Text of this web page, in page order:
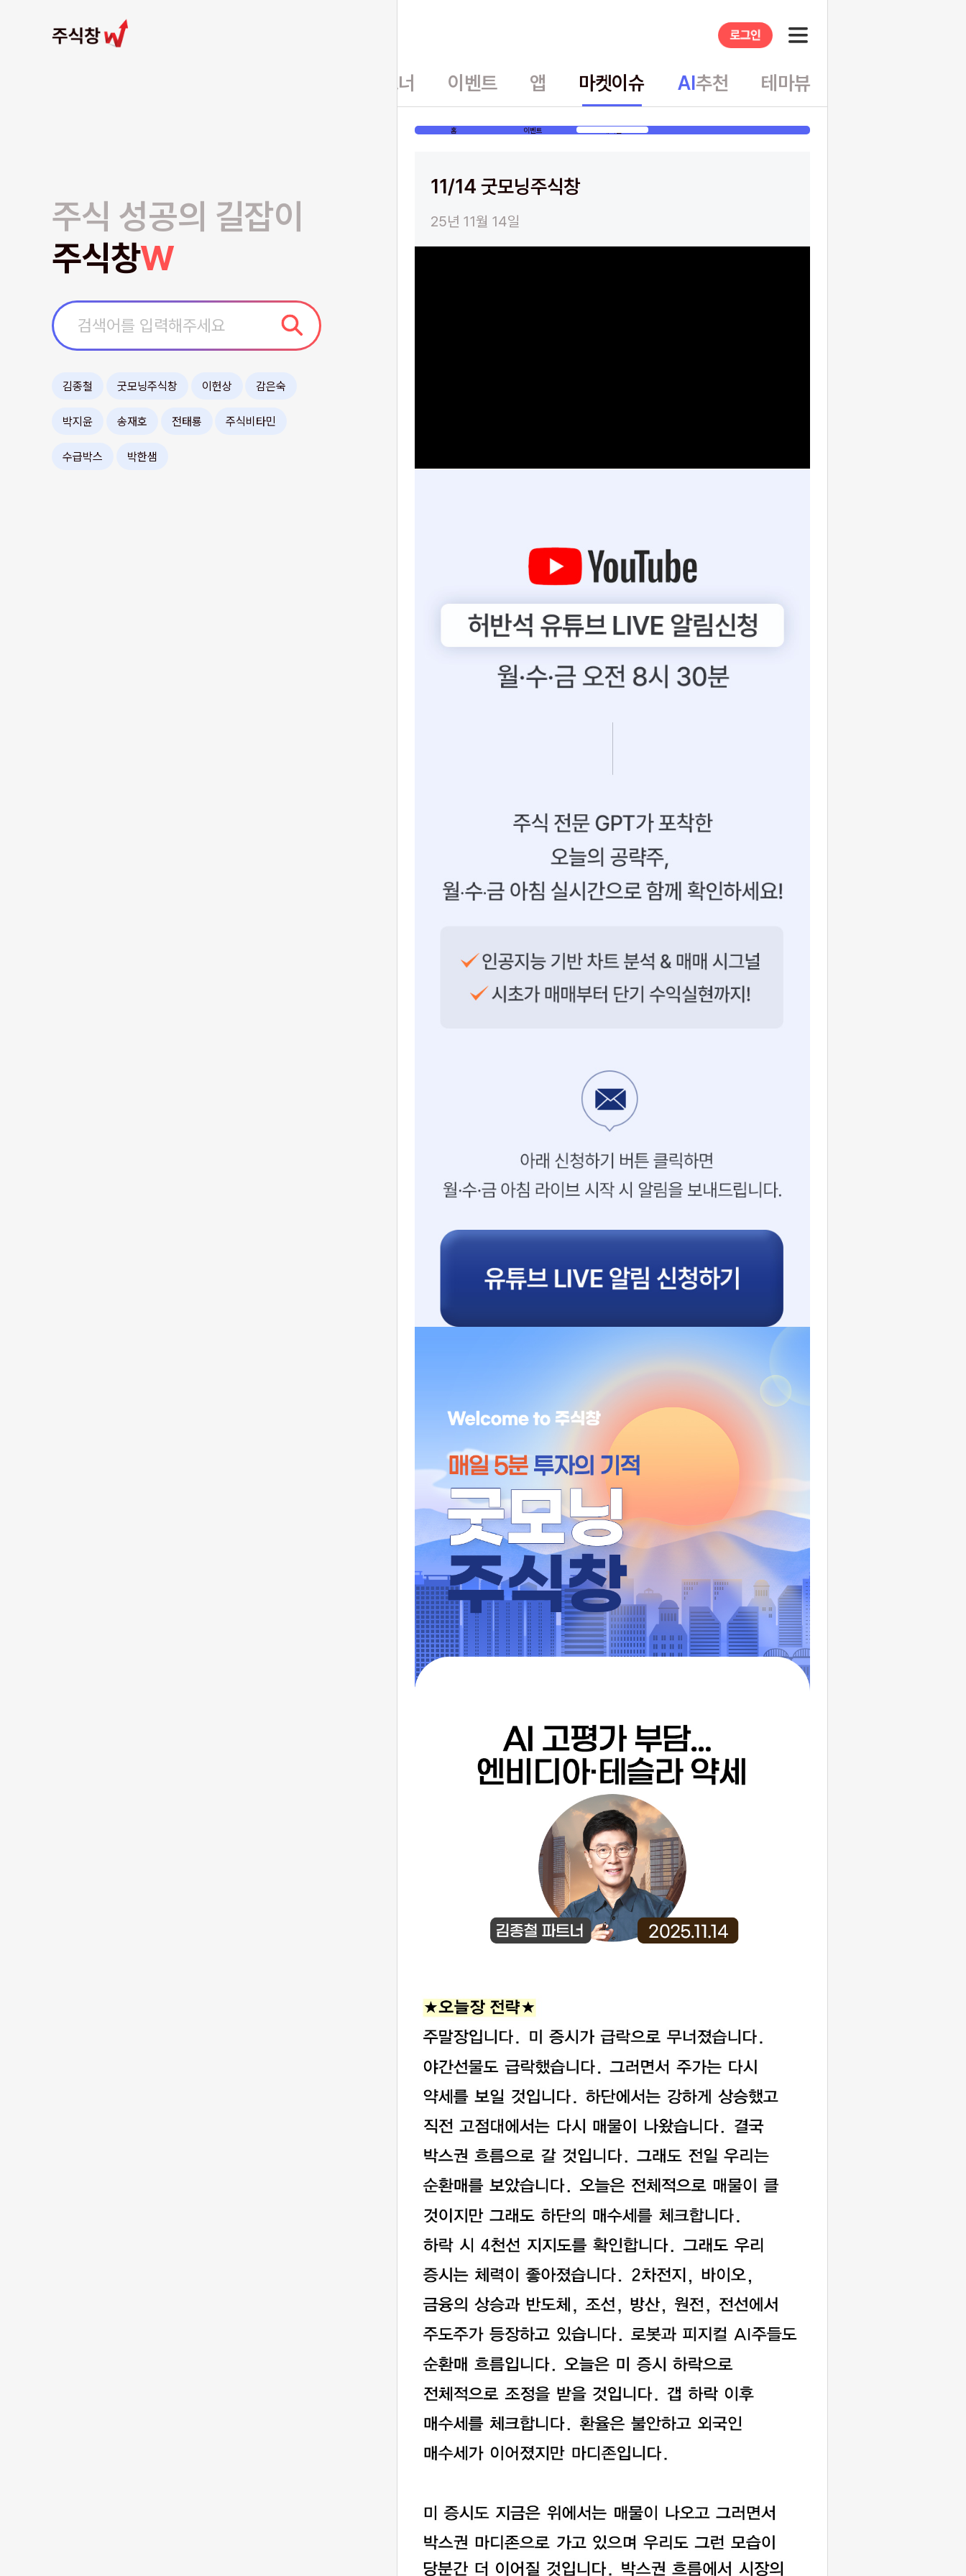
주식 성공의 길잡이
주식창W
김종철 굿모닝주식창 이헌상 감은숙
박지윤 송재호 전태룡 주식비타민
수급박스 박한샘
파트너 이벤트 앱 마켓이슈 AI추천 테마뷰
홈 이벤트
11/14 굿모닝주식창
25년 11월 14일